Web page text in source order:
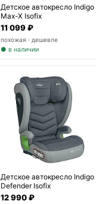
Детское автокресло Indigo
Max-X Isofix
11 099 ₽
похожая · дешевле
● в наличии
Детское автокресло Indigo
Defender Isofix
12 990 ₽